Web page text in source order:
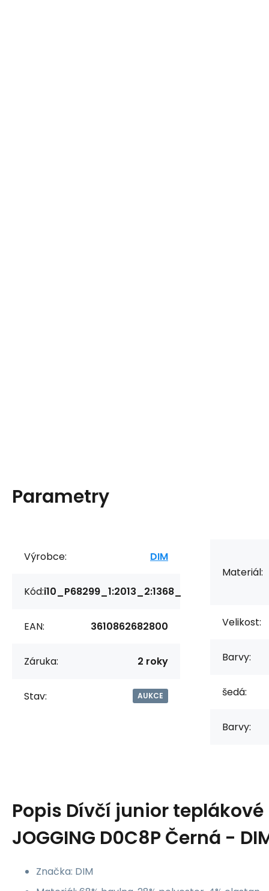
Parametry
Výrobce: DIM
Kód:i10_P68299_1:2013_2:1368_
EAN: 3610862682800
Záruka: 2 roky
Stav: AUKCE
Materiál:
Velikost:
Barvy:
šedá:
Barvy:
Popis Dívčí junior
JOGGING D0C8P Černá -
Značka: DIM